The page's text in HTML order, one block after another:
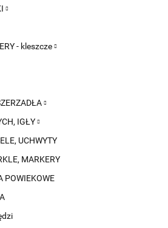
- kleszcze
IGŁY
UCHWYTY
MARKERY
POWIEKOWE